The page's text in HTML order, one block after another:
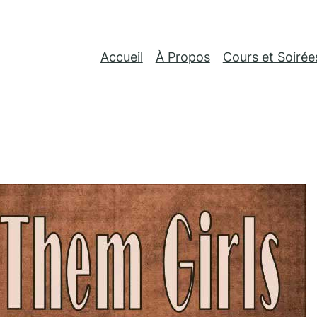
Accueil À Propos Cours et